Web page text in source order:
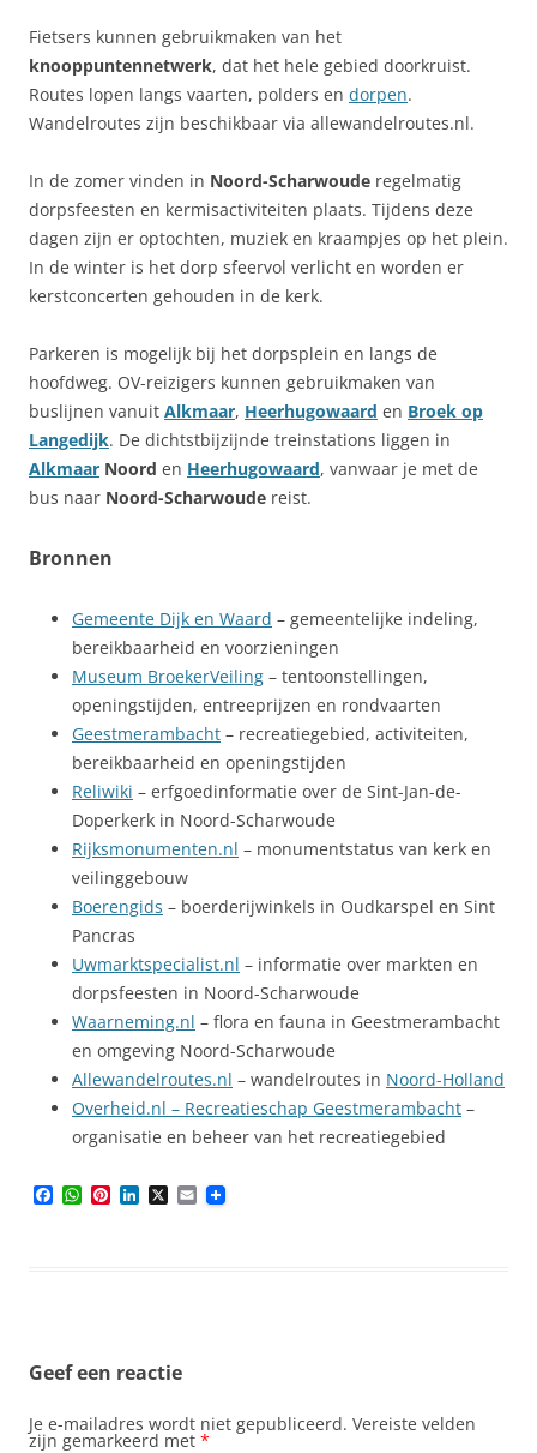
Fietsers kunnen gebruikmaken van het
knooppuntennetwerk, dat het hele gebied doorkruist.
Routes lopen langs vaarten, polders en dorpen.
Wandelroutes zijn beschikbaar via allewandelroutes.nl.
In de zomer vinden in Noord-Scharwoude regelmatig
dorpsfeesten en kermisactiviteiten plaats. Tijdens deze
dagen zijn er optochten, muziek en kraampjes op het plein.
In de winter is het dorp sfeervol verlicht en worden er
kerstconcerten gehouden in de kerk.
Parkeren is mogelijk bij het dorpsplein en langs de
hoofdweg. OV-reizigers kunnen gebruikmaken van
buslijnen vanuit Alkmaar, Heerhugowaard en Broek op
Langedijk. De dichtstbijzijnde treinstations liggen in
Alkmaar Noord en Heerhugowaard, vanwaar je met de
bus naar Noord-Scharwoude reist.
Bronnen
Gemeente Dijk en Waard – gemeentelijke indeling,
bereikbaarheid en voorzieningen
Museum BroekerVeiling – tentoonstellingen,
openingstijden, entreeprijzen en rondvaarten
Geestmerambacht – recreatiegebied, activiteiten,
bereikbaarheid en openingstijden
Reliwiki – erfgoedinformatie over de Sint-Jan-de-
Doperkerk in Noord-Scharwoude
Rijksmonumenten.nl – monumentstatus van kerk en
veilinggebouw
Boerengids – boerderijwinkels in Oudkarspel en Sint
Pancras
Uwmarktspecialist.nl – informatie over markten en
dorpsfeesten in Noord-Scharwoude
Waarneming.nl – flora en fauna in Geestmerambacht
en omgeving Noord-Scharwoude
Allewandelroutes.nl – wandelroutes in Noord-Holland
Overheid.nl – Recreatieschap Geestmerambacht –
organisatie en beheer van het recreatiegebied
W P X E
m
Geef een reactie
Je e-mailadres wordt niet gepubliceerd. Vereiste velden
zijn gemarkeerd met *